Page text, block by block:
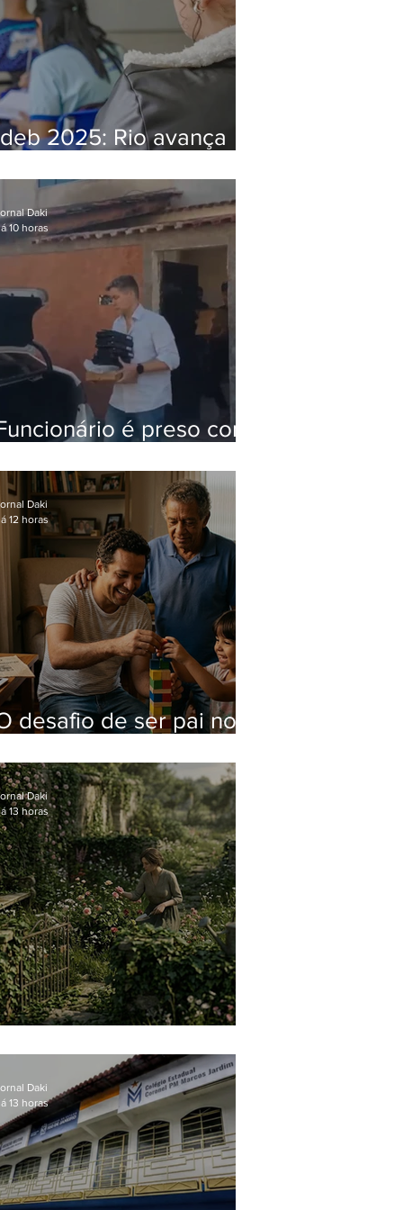
2025: Rio avança
da média nacional
é preso com
Hospital do Andaraí
Daki
10 horas
desafio de ser pai no
Daki
12 horas
Daki
13 horas
Daki
13 horas